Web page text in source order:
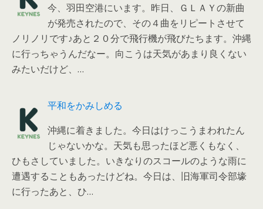
今、羽田空港にいます。昨日、ＧＬＡＹの新曲
が発売されたので、その４曲をリピートさせて
ノリノリです♪あと２０分で飛行機が飛びたちます。沖縄
に行っちゃうんだなー。向こうは天気があまり良くない
みたいだけど、…
平和をかみしめる
沖縄に着きました。今日はけっこうまわれたん
じゃないかな。天気も思ったほど悪くもなく、
ひもさしていました。いきなりのスコールのような雨に
遭遇することもあったけどね。今日は、旧海軍司令部壕
に行ったあと、ひ…